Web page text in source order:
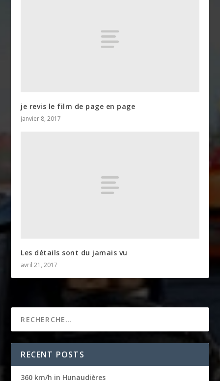
je revis le film de page en page
janvier 8, 2017
Les détails sont du jamais vu
avril 21, 2017
RECENT POSTS
360 km/h in Hunaudières